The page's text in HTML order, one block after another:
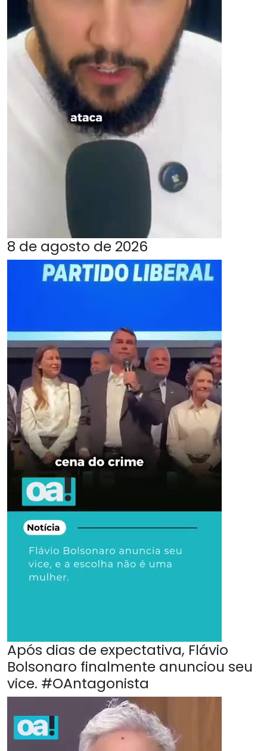
8 de agosto de 2026
Após dias de expectativa, Flávio
Bolsonaro finalmente anunciou seu
vice. #OAntagonista